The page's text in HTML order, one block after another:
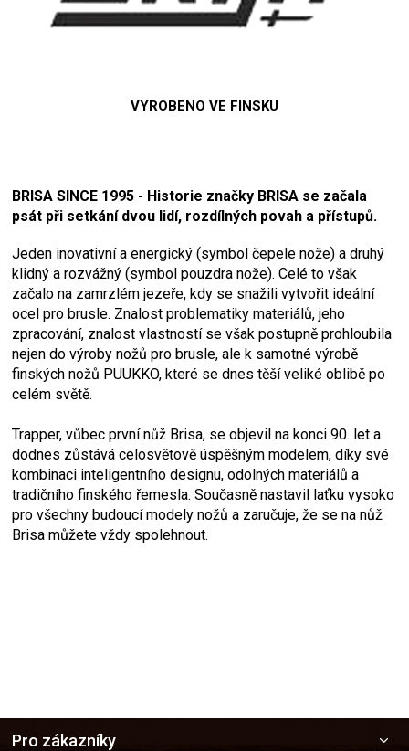
VYROBENO VE FINSKU
BRISA SINCE 1995 - Historie značky BRISA se začala
psát při setkání dvou lidí, rozdílných povah a přístupů.
Jeden inovativní a energický (symbol čepele nože) a druhý
klidný a rozvážný (symbol pouzdra nože). Celé to však
začalo na zamrzlém jezeře, kdy se snažili vytvořit ideální
ocel pro brusle. Znalost problematiky materiálů, jeho
zpracování, znalost vlastností se však postupně prohloubila
nejen do výroby nožů pro brusle, ale k samotné výrobě
finských nožů PUUKKO, které se dnes těší veliké oblibě po
celém světě.
Trapper, vůbec první nůž Brisa, se objevil na konci 90. let a
dodnes zůstává celosvětově úspěšným modelem, díky své
kombinaci inteligentního designu, odolných materiálů a
tradičního finského řemesla. Současně nastavil laťku vysoko
pro všechny budoucí modely nožů a zaručuje, že se na nůž
Brisa můžete vždy spolehnout.
Pro zákazníky